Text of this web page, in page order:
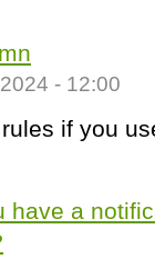
- 12:00
if you
have a